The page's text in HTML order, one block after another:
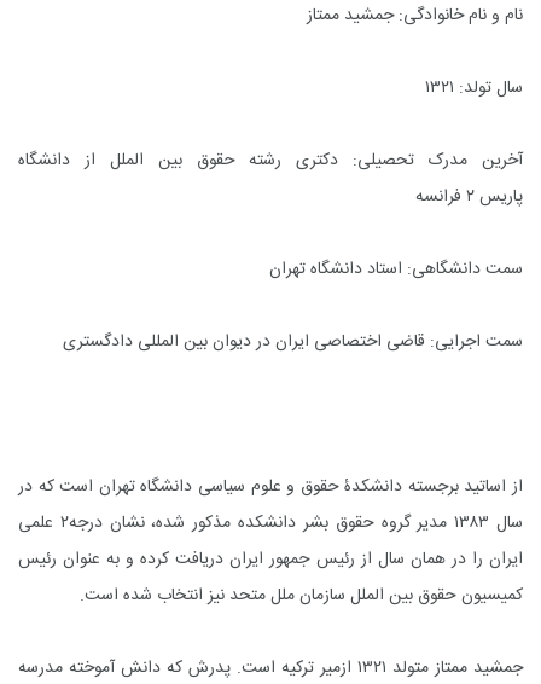
نام و نام خانوادگی: جمشید ممتاز
سال تولد: ۱۳۲۱
آخرین مدرک تحصیلی: دکتری رشته حقوق بین الملل از دانشگاه
پاریس ۲ فرانسه
سمت دانشگاهی: استاد دانشگاه تهران
سمت اجرایی: قاضی اختصاصی ایران در دیوان بین المللی دادگستری
از اساتید برجسته دانشکدۀ حقوق و علوم سیاسى دانشگاه تهران است که در
سال ۱۳۸۳ مدیر گروه حقوق بشر دانشکده مذکور شده، نشان درجه۲ علمى
ایران را در همان سال از رئیس جمهور ایران دریافت کرده و به عنوان رئیس
کمیسیون حقوق بین الملل سازمان ملل متحد نیز انتخاب شده است.
جمشید ممتاز متولد ۱۳۲۱ ازمیر ترکیه است. پدرش که دانش آموخته مدرسه